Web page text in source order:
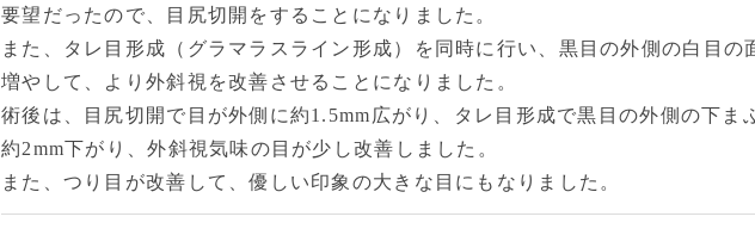
要望だったので、目尻切開をすることになりました。
また、タレ目形成（グラマラスライン形成）を同時に行い、黒目の外側の白目の
増やして、より外斜視を改善させることになりました。
術後は、目尻切開で目が外側に約1.5mm広がり、タレ目形成で黒目の外側の下ま
約2mm下がり、外斜視気味の目が少し改善しました。
また、つり目が改善して、優しい印象の大きな目にもなりました。